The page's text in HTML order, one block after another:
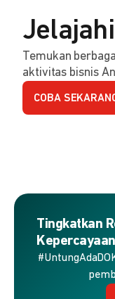
Temukan
aktivitas bisnis
COBA
Tingkatkan